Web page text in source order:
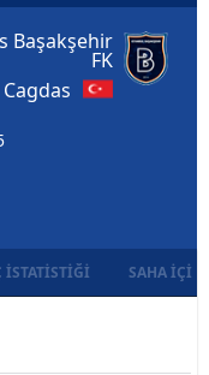
Başakşehir
FK
İSTATISTIĞI SAHA İÇI